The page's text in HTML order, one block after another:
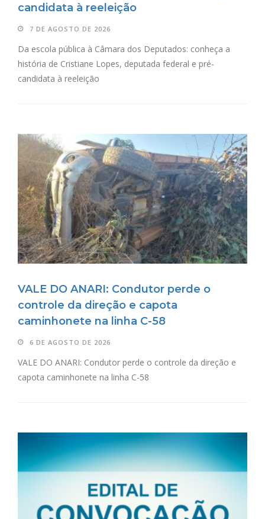
candidata à reeleição
7 DE AGOSTO DE 2026
Da escola pública à Câmara dos Deputados: conheça a
história de Cristiane Lopes, deputada federal e pré-
candidata à reeleição
VALE DO ANARI: Condutor perde o
controle da direção e capota
caminhonete na linha C-58
6 DE AGOSTO DE 2026
VALE DO ANARI: Condutor perde o controle da direção e
capota caminhonete na linha C-58